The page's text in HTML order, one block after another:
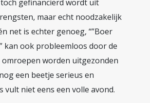
gefinancierd wordt uit
maar echt noodzakelijk
net is echter genoeg, “”Boer
kan ook probleemloos door de
omroepen worden uitgezonden
een beetje serieus en
vult niet eens een volle avond.